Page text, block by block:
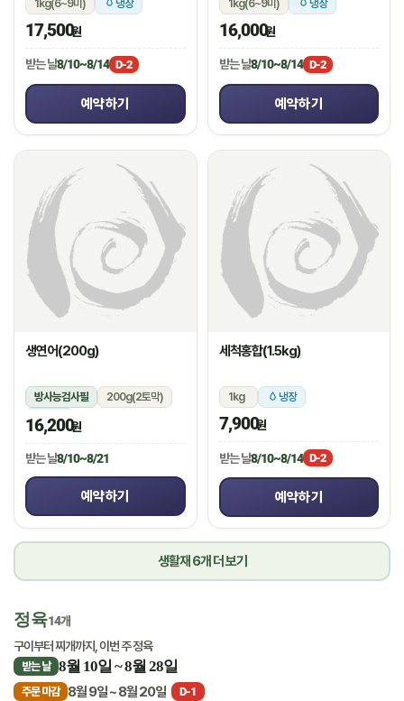
1kg(6~9미) 냉장
17,500원
받는 날8/10~8/14 D-2
예약하기
1kg(6~9미) 냉장
16,000원
받는 날8/10~8/14 D-2
예약하기
생연어(200g)
방사능검사필
200g(2토막)
냉장
16,200원
받는 날8/10~8/21
예약하기
세척홍합(1.5kg)
1kg 냉장
7,900원
받는 날8/10~8/14 D-2
예약하기
생활재 6개 더 보기
정육14개
구이부터 찌개까지, 이번 주 정육
받는 날 8월 10일 ~ 8월 28일
주문 마감 8월 9일 ~ 8월 20일 D-1